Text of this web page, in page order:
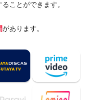
？～』キャスト・登場
？～』制作スタッフ
～』を見たい人におす
ことができます。
があります。